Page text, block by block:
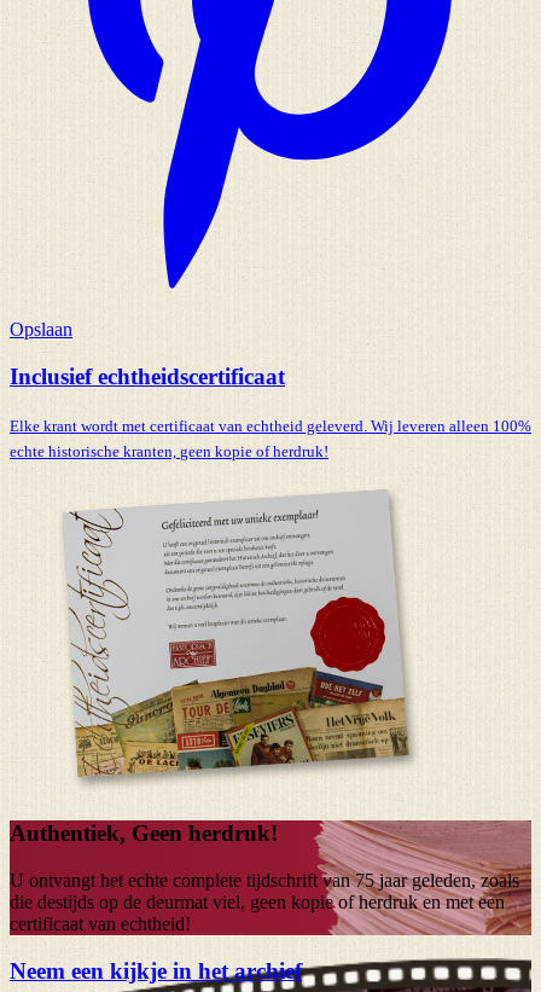
Opslaan
Inclusief echtheidscertificaat
Elke krant wordt met certificaat van echtheid geleverd. Wij leveren alleen 100%
echte historische kranten, geen kopie of herdruk!
Authentiek, Geen herdruk!
U ontvangt het echte complete tijdschrift van75 jaargeleden, zoals
die destijds op de deurmat viel, geen kopie of herdruk en met een
certificaat van echtheid!
Neem een kijkje in het archief